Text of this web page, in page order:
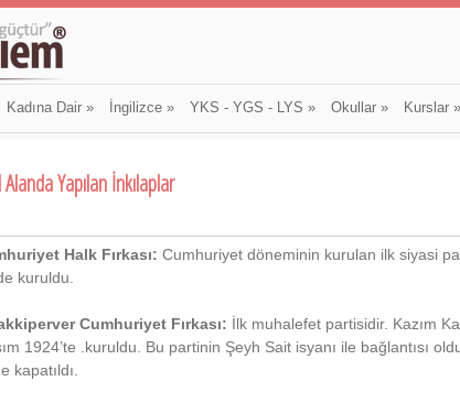
Kadına Dair» İngilizce» YKS - YGS - LYS » Okullar» Kurslar»
Yapılan İnkılaplar
Halk Fırkası: Cumhuriyet döneminin kurulan ilk siyasi
kuruldu.
Cumhuriyet Fırkası: İlk muhalefet partisidir. Kazım
1924’te .kuruldu. Bu partinin Şeyh Sait isyanı ile bağlantısı
kapatıldı.